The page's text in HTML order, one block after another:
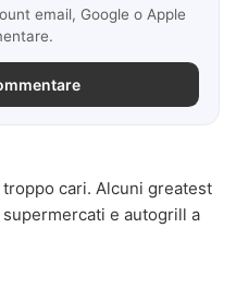
email, Google o Apple
cari. Alcuni greatest
e autogrill a